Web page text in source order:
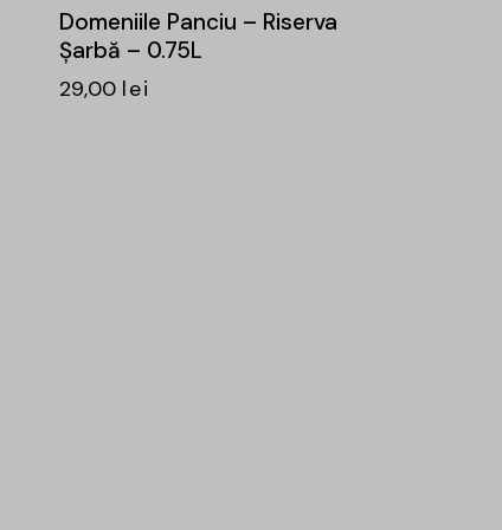
Domeniile Panciu – Riserva
Șarbă – 0.75L
29,00 lei